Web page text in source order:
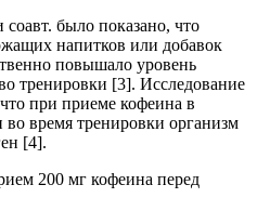
было показано, что
напитков или добавок
повышало уровень
тренировки [3]. Исследование
при приеме кофеина в
во время тренировки организм
[4].
200 мг кофеина перед